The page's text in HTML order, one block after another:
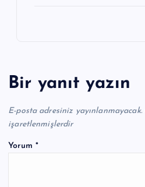
Bir yanıt yazın
E-posta adresiniz yayınlanmayacak.
işaretlenmişlerdir
Yorum *